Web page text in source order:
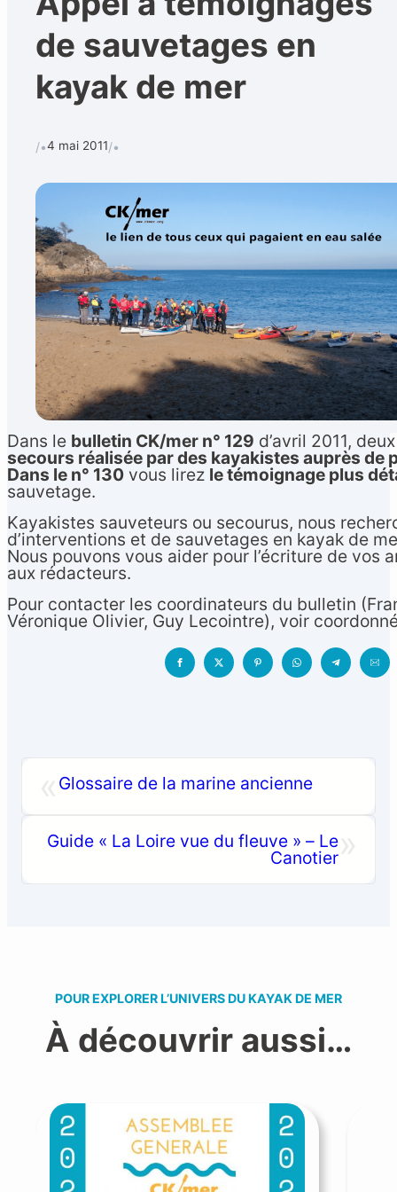
Calendrier
Rechercher
Formulaire de contact
Français ▼
de sauvetages en
kayak de mer
/•4 mai 2011/•
Dans le bulletin CK/mer n° 129 d’avril 2011,
secours réalisée par des kayakistes auprès de
Dans le n° 130 vous lirez le témoignage plus
sauvetage.
Kayakistes sauveteurs ou secourus, nous
d’interventions et de sauvetages en kayak de
Nous pouvons vous aider pour l’écriture de vos
aux rédacteurs.
Pour contacter les coordinateurs du bulletin
Véronique Olivier, Guy Lecointre), voir
Glossaire de la marine ancienne
Guide « La Loire vue du fleuve » – Le
Canotier
POUR EXPLORER L’UNIVERS DU KAYAK DE MER
À découvrir aussi…